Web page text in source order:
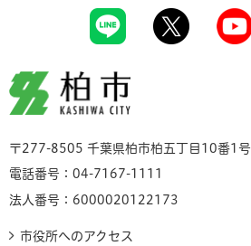
柏市
〒277-8505 千葉県柏市柏五丁目10番1号
電話番号：04-7167-1111
法人番号：6000020122173
市役所へのアクセス